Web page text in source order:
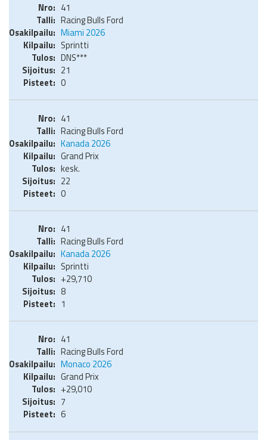
41
Racing Bulls Ford
Miami 2026
Sprintti
DNS***
21
0
41
Racing Bulls Ford
Kanada 2026
Grand Prix
kesk.
22
0
41
Racing Bulls Ford
Kanada 2026
Sprintti
+29,710
8
1
41
Racing Bulls Ford
Monaco 2026
Grand Prix
+29,010
7
6